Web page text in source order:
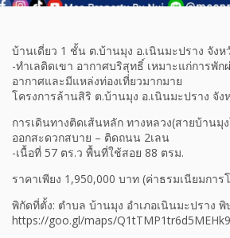
บ้านเดี่ยว 1 ชั้น ต.บ้านมุง อ.เนินมะปราง จัง
-ทำเลติดเขา อากาศบริสุทธิ์ เหมาะแก่การพั
อากาศและมีแหล่งท่องเที่ยวมากมาย
โครงการล้านสิริ ต.บ้านมุง อ.เนินมะปราง จั
การเดินทางติดเส้นหลัก ทางหลวง(สายบ้านมุ
ออกสะดวกสบาย – ติดถนน 2เลน
-เนื้อที่ 57 ตร.ว พื้นที่ใช้สอย 88 ตรม.
ราคาเพียง 1,950,000 บาท (ค่าธรมเนียมกา
พิกัดที่ตั้ง: ตำบล บ้านมุง อำเภอเนินมะปราง
https://goo.gl/maps/Q1tTMP1tr6d5MEHk9